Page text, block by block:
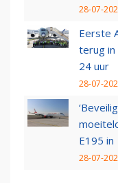
28-07-
Eerste
terug in
24 uur
28-07-
E195 in
28-07-